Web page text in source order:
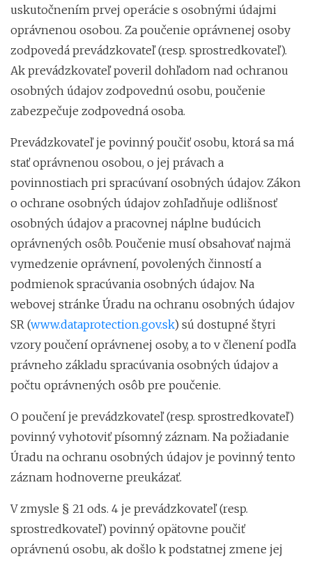
uskutočnením prvej operácie s osobnými údajmi
oprávnenou osobou. Za poučenie oprávnenej osoby
zodpovedá prevádzkovateľ (resp. sprostredkovateľ).
Ak prevádzkovateľ poveril dohľadom nad ochranou
osobných údajov zodpovednú osobu, poučenie
zabezpečuje zodpovedná osoba.
Prevádzkovateľ je povinný poučiť osobu, ktorá sa má
stať oprávnenou osobou, o jej právach a
povinnostiach pri spracúvaní osobných údajov. Zákon
o ochrane osobných údajov zohľadňuje odlišnosť
osobných údajov a pracovnej náplne budúcich
oprávnených osôb. Poučenie musí obsahovať najmä
vymedzenie oprávnení, povolených činností a
podmienok spracúvania osobných údajov. Na
webovej stránke Úradu na ochranu osobných údajov
SR (www.dataprotection.gov.sk) sú dostupné štyri
vzory poučení oprávnenej osoby, a to v členení podľa
právneho základu spracúvania osobných údajov a
počtu oprávnených osôb pre poučenie.
O poučení je prevádzkovateľ (resp. sprostredkovateľ)
povinný vyhotoviť písomný záznam. Na požiadanie
Úradu na ochranu osobných údajov je povinný tento
záznam hodnoverne preukázať.
V zmysle § 21 ods. 4 je prevádzkovateľ (resp.
sprostredkovateľ) povinný opätovne poučiť
oprávnenú osobu, ak došlo k podstatnej zmene jej